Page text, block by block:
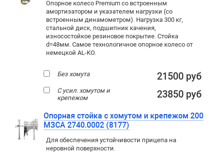
Опорное колесо Premium со встроенным
амортизатором и указателем нагрузки (со
встроенным динамометром). Нагрузка 300 кг,
стальной диск, подшипник качения,
износостойкое резиновое покрытие. Стойка
d=48мм. Самое технологичное опорное колесо от
немецкой AL-KO.
Без хомута 21500 руб
С усил. хомутом и
крепежом
23850 руб
Опорная стойка с хомутом и крепежом 200
МЗСА 2740.0002 (8177)
Для обеспечения устойчивости прицепа на
неровной поверхности.